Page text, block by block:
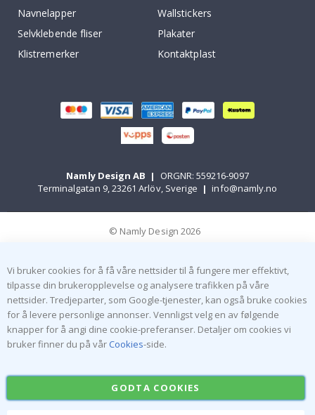
Navnelapper
Wallstickers
Selvklebende fliser
Plakater
Klistremerker
Kontaktplast
Namly Design AB |
ORGNR: 559216-9097
Terminalgatan 9, 23261 Arlöv, Sverige | info@namly.no
© Namly Design 2026
Vi bruker cookies for å få våre nettsider til å fungere mer effektivt,
tilpasse din brukeropplevelse og analysere trafikken på våre
nettsider. Tredjeparter, som Google-tjenester, kan også bruke cookies
for å levere personlige annonser. Vennligst velg en av følgende
knapper for å angi dine cookie-preferanser. Detaljer om cookies vi
bruker finner du på vår Cookies-side.
GODTA COOKIES